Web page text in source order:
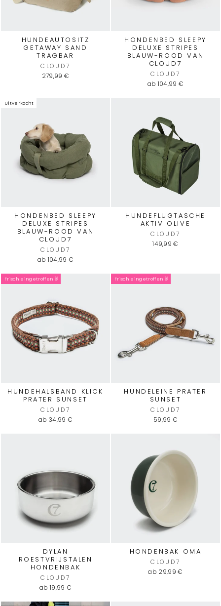
HUNDEAUTOSITZ
GETAWAY SAND
TRAGBAR
CLOUD7
279,99 €
HONDENBED SLEEPY
DELUXE STRIPES
BLAUW-ROOD VAN
CLOUD7
CLOUD7
ab 104,99 €
Uitverkocht
HONDENBED SLEEPY
DELUXE STRIPES
BLAUW-ROOD VAN
CLOUD7
CLOUD7
ab 104,99 €
HUNDEFLUGTASCHE
AKTIV OLIVE
CLOUD7
149,99 €
Frisch eingetroffen ✌️
HUNDEHALSBAND KLICK
PRATER SUNSET
CLOUD7
ab 34,99 €
Frisch eingetroffen ✌️
HUNDELEINE PRATER
SUNSET
CLOUD7
59,99 €
DYLAN
ROESTVRIJSTALEN
HONDENBAK
CLOUD7
ab 19,99 €
HONDENBAK OMA
CLOUD7
ab 29,99 €